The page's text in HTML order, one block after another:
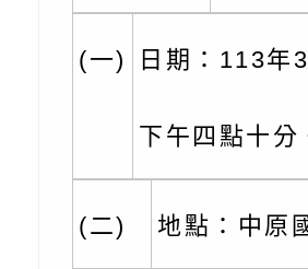
覺暫留創意
學辦理115
充實方案
角色驅動
「學生申訴
關事項
檢送行政
月份公共
訊
台北松山
「櫻桃小丸
展」
檢送桃園市
字稿及
轉知國立
(一) 日期：113年
下午四點十分
(二) 地點：中原